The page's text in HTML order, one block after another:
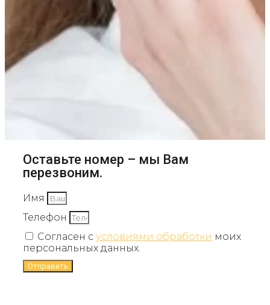
Оставьте номер – мы Вам
перезвоним.
Имя
Телефон
Согласен с условиями обработки моих
персональных данных.
Отправить